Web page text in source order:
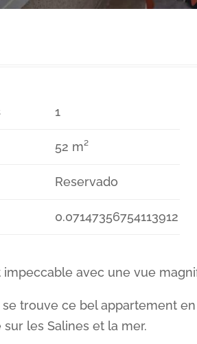
1
52 m²
Reservado
0.07147356754113912
avec une vue
se trouve ce bel appartement
les Salines et la mer.